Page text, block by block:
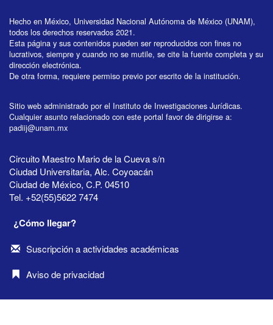
Hecho en México, Universidad Nacional Autónoma de México (UNAM),
todos los derechos reservados 2021.
Esta página y sus contenidos pueden ser reproducidos con fines no
lucrativos, siempre y cuando no se mutile, se cite la fuente completa y su
dirección electrónica.
De otra forma, requiere permiso previo por escrito de la institución.
Sitio web administrado por el Instituto de Investigaciones Jurídicas.
Cualquier asunto relacionado con este portal favor de dirigirse a:
padiij@unam.mx
Circuito Maestro Mario de la Cueva s/n
Ciudad Universitaria, Alc. Coyoacán
Ciudad de México, C.P. 04510
Tel. +52(55)5622 7474
¿Cómo llegar?
Suscripción a actividades académicas
Aviso de privacidad